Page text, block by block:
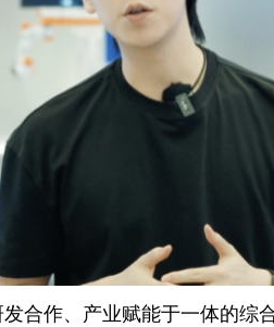
作、产业赋能于一体的综